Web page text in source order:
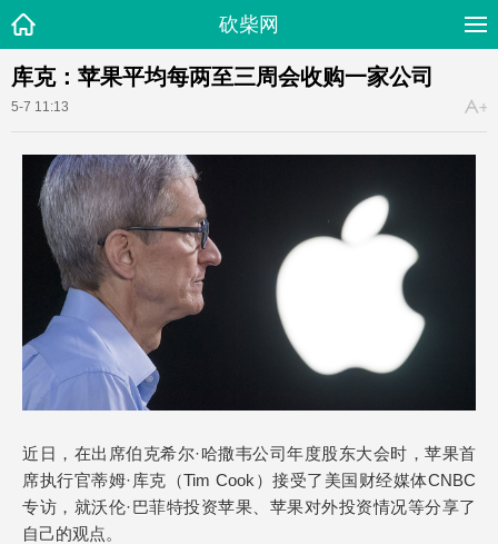
砍柴网
库克：苹果平均每两至三周会收购一家公司
5-7 11:13
近日，在出席伯克希尔·哈撒韦公司年度股东大会时，苹果首
席执行官蒂姆·库克（Tim Cook）接受了美国财经媒体CNBC
专访，就沃伦·巴菲特投资苹果、苹果对外投资情况等分享了
自己的观点。